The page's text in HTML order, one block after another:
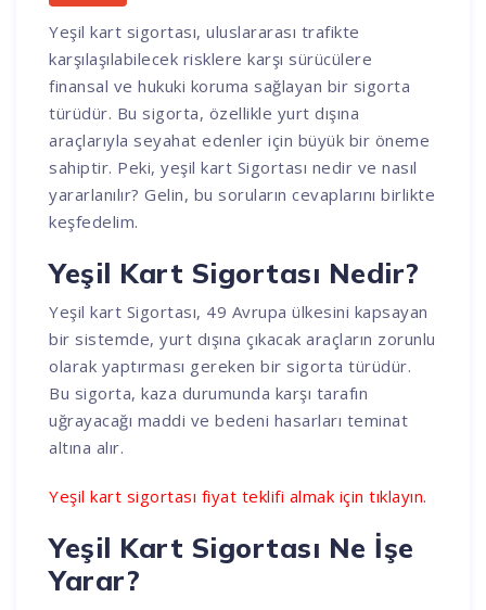
Yeşil kart sigortası, uluslararası trafikte
karşılaşılabilecek risklere karşı sürücülere
finansal ve hukuki koruma sağlayan bir sigorta
türüdür. Bu sigorta, özellikle yurt dışına
araçlarıyla seyahat edenler için büyük bir öneme
sahiptir. Peki, yeşil kart Sigortası nedir ve nasıl
yararlanılır? Gelin, bu soruların cevaplarını birlikte
keşfedelim.
Yeşil Kart Sigortası Nedir?
Yeşil kart Sigortası, 49 Avrupa ülkesini kapsayan
bir sistemde, yurt dışına çıkacak araçların zorunlu
olarak yaptırması gereken bir sigorta türüdür.
Bu sigorta, kaza durumunda karşı tarafın
uğrayacağı maddi ve bedeni hasarları teminat
altına alır.
Yeşil kart sigortası fiyat teklifi almak için tıklayın.
Yeşil Kart Sigortası Ne İşe
Yarar?